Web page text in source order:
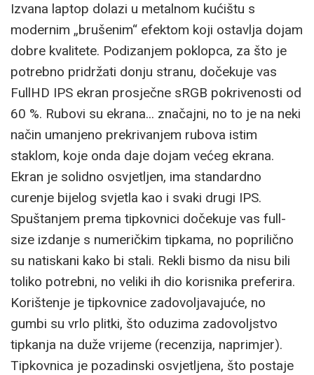
Izvana laptop dolazi u metalnom kućištu s
modernim „brušenim“ efektom koji ostavlja dojam
dobre kvalitete. Podizanjem poklopca, za što je
potrebno pridržati donju stranu, dočekuje vas
FullHD IPS ekran prosječne sRGB pokrivenosti od
60 %. Rubovi su ekrana... značajni, no to je na neki
način umanjeno prekrivanjem rubova istim
staklom, koje onda daje dojam većeg ekrana.
Ekran je solidno osvjetljen, ima standardno
curenje bijelog svjetla kao i svaki drugi IPS.
Spuštanjem prema tipkovnici dočekuje vas full-
size izdanje s numeričkim tipkama, no poprilično
su natiskani kako bi stali. Rekli bismo da nisu bili
toliko potrebni, no veliki ih dio korisnika preferira.
Korištenje je tipkovnice zadovoljavajuće, no
gumbi su vrlo plitki, što oduzima zadovoljstvo
tipkanja na duže vrijeme (recenzija, naprimjer).
Tipkovnica je pozadinski osvjetljena, što postaje